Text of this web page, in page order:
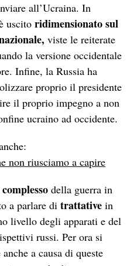
all’Ucraina. In
uscito ridimensionato sul
viste le reiterate
la versione occidentale
Infine, la Russia ha
proprio il presidente
il proprio impegno a non
ucraino ad occidente.
non riusciamo a capire
della guerra in
a parlare ditrattative in
livello degli apparati e del
russi. Per ora si
a causa di queste